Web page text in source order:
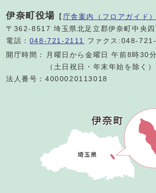
伊奈町役場 【 庁舎案内（フロアガイド）
〒362-8517 埼玉県北足立郡伊奈町中央
電話： 048-721-2111
ファクス:048-
開庁時間：
月曜日から金曜日 午前8時30
（土日祝日・年末年始を除く）
法人番号：4000020113018